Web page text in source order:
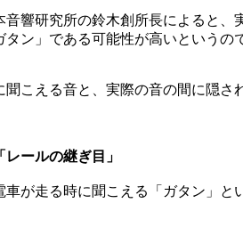
音響研究所の鈴木創所長によると
タン」である可能性が高いというの
聞こえる音と、実際の音の間に隠さ
ールの継ぎ目」
車が走る時に聞こえる「ガタン」と